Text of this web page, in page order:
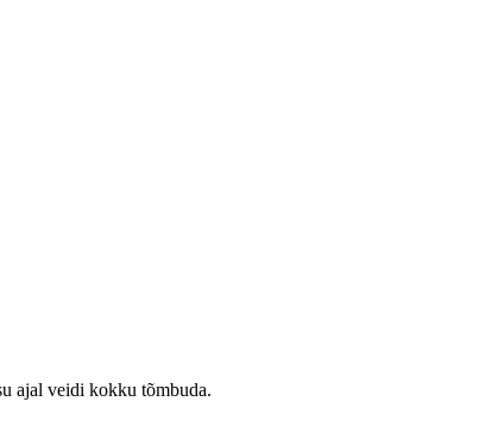
ajal veidi kokku tõmbuda.